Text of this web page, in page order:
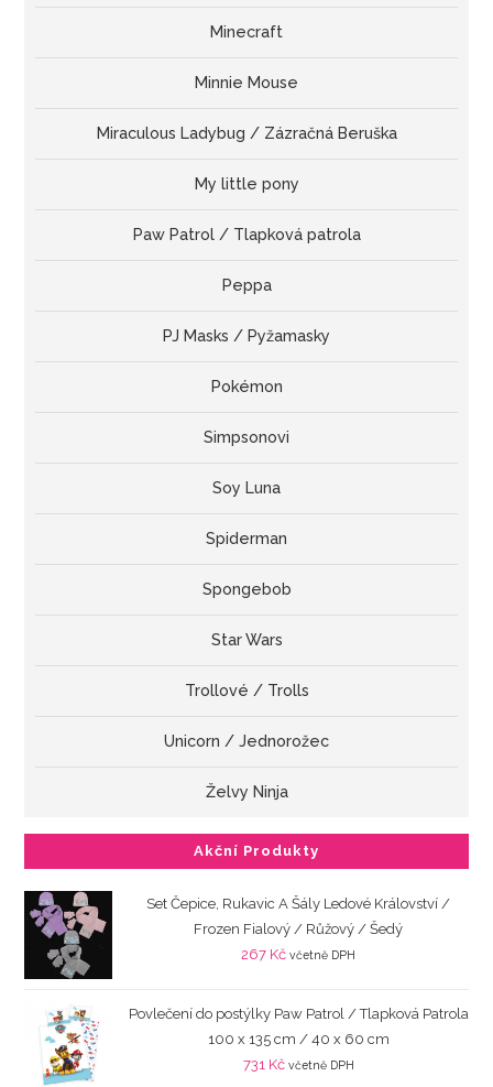
Minecraft
Minnie Mouse
Miraculous Ladybug / Zázračná Beruška
My little pony
Paw Patrol / Tlapková patrola
Peppa
PJ Masks / Pyžamasky
Pokémon
Simpsonovi
Soy Luna
Spiderman
Spongebob
Star Wars
Trollové / Trolls
Unicorn / Jednorožec
Želvy Ninja
Akční Produkty
Set Čepice, Rukavic A Šály Ledové Království /
Frozen Fialový / Růžový / Šedý
267 Kč včetně DPH
Povlečení do postýlky Paw Patrol / Tlapková Patrola
100 x 135 cm / 40 x 60 cm
731 Kč včetně DPH